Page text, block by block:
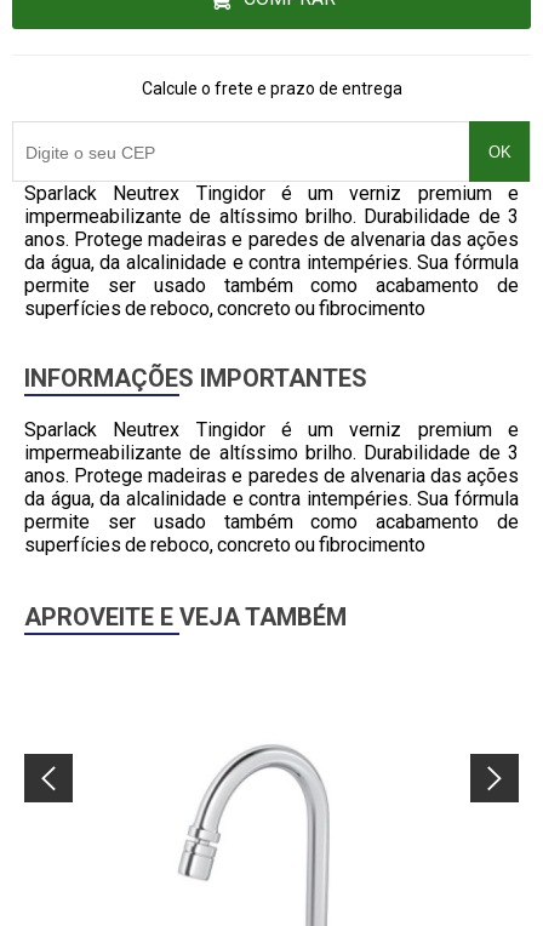
Calcule o frete e prazo de entrega
OK
Sparlack Neutrex Tingidor é um verniz premium e
impermeabilizante de altíssimo brilho. Durabilidade de 3
anos. Protege madeiras e paredes de alvenaria das ações
da água, da alcalinidade e contra intempéries. Sua fórmula
permite ser usado também como acabamento de
superfícies de reboco, concreto ou fibrocimento
INFORMAÇÕES IMPORTANTES
Sparlack Neutrex Tingidor é um verniz premium e
impermeabilizante de altíssimo brilho. Durabilidade de 3
anos. Protege madeiras e paredes de alvenaria das ações
da água, da alcalinidade e contra intempéries. Sua fórmula
permite ser usado também como acabamento de
superfícies de reboco, concreto ou fibrocimento
APROVEITE E VEJA TAMBÉM